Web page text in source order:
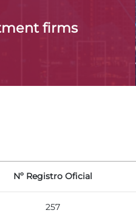
firms
Nº Registro Oficial
257